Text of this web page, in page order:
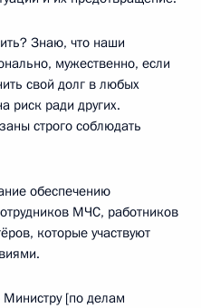
Знаю, что наши
мужественно, если
свой долг в любых
риск ради других.
строго соблюдать
обеспечению
МЧС, работников
которые участвуют
[по делам